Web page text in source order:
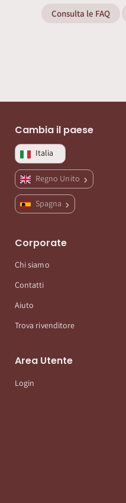
Consulta le FAQ
Cambia il paese
Italia
Regno Unito
Spagna
Corporate
Chi siamo
Contatti
Aiuto
Trova rivenditore
Area Utente
Login